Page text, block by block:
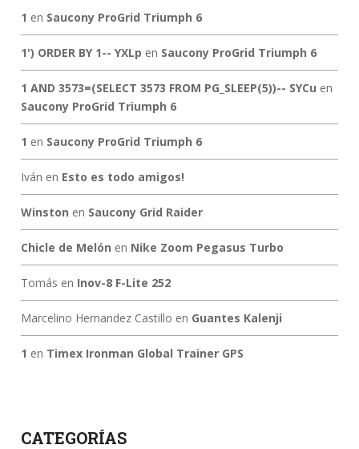
1 en Saucony ProGrid Triumph 6
1') ORDER BY 1-- YXLp en Saucony ProGrid Triumph 6
1 AND 3573=(SELECT 3573 FROM PG_SLEEP(5))-- SYCu en
Saucony ProGrid Triumph 6
1 en Saucony ProGrid Triumph 6
Iván en Esto es todo amigos!
Winston en Saucony Grid Raider
Chicle de Melón en Nike Zoom Pegasus Turbo
Tomás en Inov-8 F-Lite 252
Marcelino Hernandez Castillo en Guantes Kalenji
1 en Timex Ironman Global Trainer GPS
CATEGORÍAS